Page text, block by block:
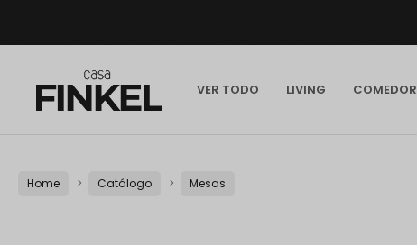
VER TODO LIVING COMEDOR
Home Catálogo Mesas